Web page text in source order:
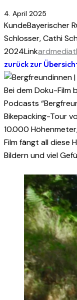
4. April 2025
KundeBayerischer
Schlosser, Cathi
2024Link
zurück zur
Bei dem Doku-Film
Podcasts
Bikepacking-Tour
10.000
Film fängt all diese
Bildern und viel